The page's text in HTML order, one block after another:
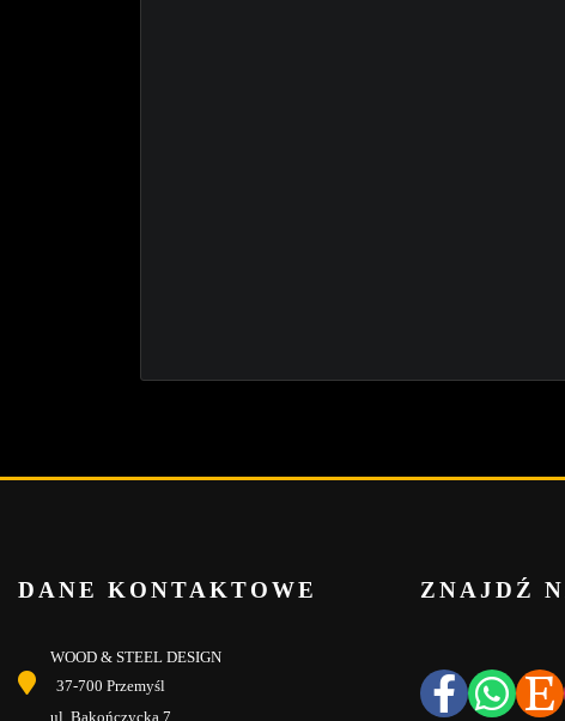
DANE KONTAKTOWE
WOOD & STEEL DESIGN
37-700 Przemyśl
ul. Bakończycka 7
ZNAJDŹ